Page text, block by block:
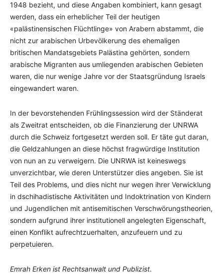
1948 bezieht, und diese Angaben kombiniert, kann gesagt
werden, dass ein erheblicher Teil der heutigen
«palästinensischen Flüchtlinge» von Arabern abstammt, die
nicht zur arabischen Urbevölkerung des ehemaligen
britischen Mandatsgebiets Palästina gehörten, sondern
arabische Migranten aus umliegenden arabischen Gebieten
waren, die nur wenige Jahre vor der Staatsgründung Israels
eingewandert waren.
In der bevorstehenden Frühlingssession wird der Ständerat
als Zweitrat entscheiden, ob die Finanzierung der UNRWA
durch die Schweiz fortgesetzt werden soll. Er täte gut daran,
die Geldzahlungen an diese höchst fragwürdige Institution
von nun an zu verweigern. Die UNRWA ist keineswegs
unverzichtbar, wie deren Unterstützer dies angeben. Sie ist
Teil des Problems, und dies nicht nur wegen ihrer Verwicklung
in dschihadistische Aktivitäten und Indoktrination von Kindern
und Jugendlichen mit antisemitischen Verschwörungstheorien,
sondern aufgrund ihrer institutionell angelegten Eigenschaft,
einen Konflikt aufrechtzuerhalten, anzufeuern und zu
perpetuieren.
Emrah Erken ist Rechtsanwalt und Publizist.